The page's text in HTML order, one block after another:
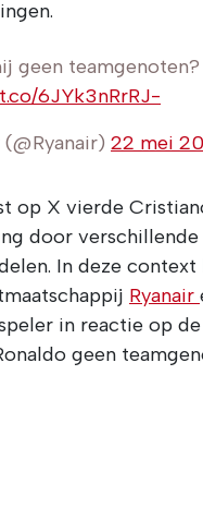
geen teamgenoten?
6JYk3nRrRJ-
(@Ryanair) 22 mei
op X vierde
door
In deze context
Ryanair
in reactie op
geen